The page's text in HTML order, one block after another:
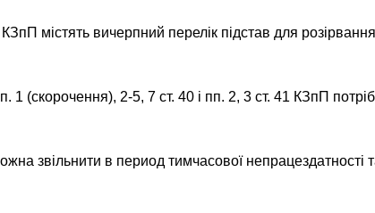
містять вичерпний перелік підстав для
1 (скорочення), 2-5, 7 ст. 40 і пп. 2, 3 ст. 41 КЗпП
звільнити в период тимчасової непрацездатності